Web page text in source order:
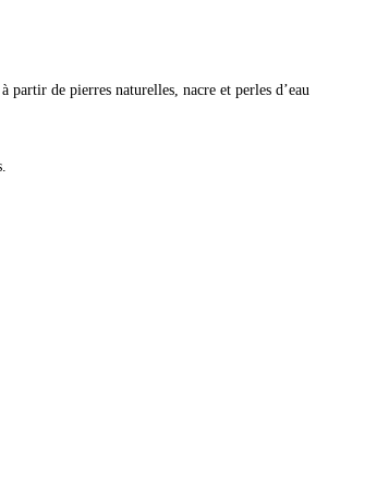
partir de pierres naturelles, nacre et perles d’eau